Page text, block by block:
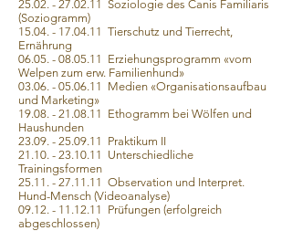
25.02. - 27.02.11 Soziologie des Canis Familiaris
(Soziogramm)
15.04. - 17.04.11 Tierschutz und Tierrecht,
Ernährung
06.05. - 08.05.11 Erziehungsprogramm «vom
Welpen zum erw. Familienhund»
03.06. - 05.06.11 Medien «Organisationsaufbau
und Marketing»
19.08. - 21.08.11 Ethogramm bei Wölfen und
Haushunden
23.09. - 25.09.11 Praktikum II
21.10. - 23.10.11 Unterschiedliche
Trainingsformen
25.11. - 27.11.11 Observation und Interpret.
Hund-Mensch (Videoanalyse)
09.12. - 11.12.11 Prüfungen (erfolgreich
abgeschlossen)